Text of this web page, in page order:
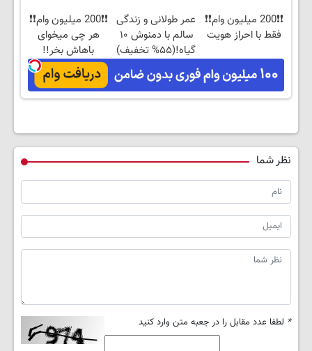
کن
❗❗200 میلیون وام❗❗
فقط با احراز هویت
عمر طولانی و زندگی
سالم با دمنوش ۱۰
گیاه!(۵۵% تخفیف)
❗❗200 میلیون وام❗❗
هر چی میخوای
باهاش بخر!!
نظر شما
* لطفا عدد مقابل را در جعبه متن وارد کنید